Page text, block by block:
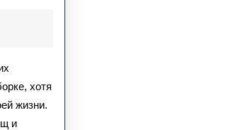
чистоту:
хотя
жизни.
и